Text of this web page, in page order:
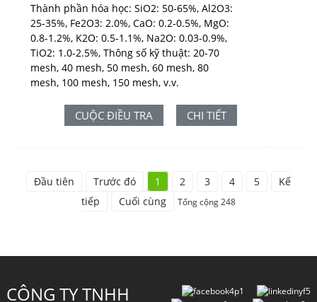
Thành phần hóa học: SiO2: 50-65%, Al2O3:
25-35%, Fe2O3: 2.0%, CaO: 0.2-0.5%, MgO:
0.8-1.2%, K2O: 0.5-1.1%, Na2O: 0.03-0.9%,
TiO2: 1.0-2.5%, Thông số kỹ thuật: 20-70
mesh, 40 mesh, 50 mesh, 60 mesh, 80
mesh, 100 mesh, 150 mesh, v.v.
CUỘC ĐIỀU TRA CHI TIẾT
Đầu tiên Trước đó 1 2 3 4 5
Kế
tiếp
Cuối cùng Tổng cộng 248
CÔNG TY TNHH